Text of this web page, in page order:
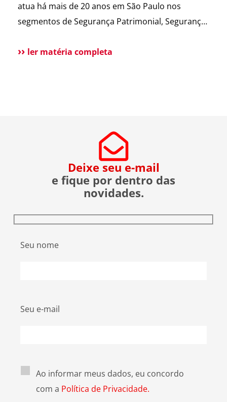
cortes do nosso
atua há mais de 20 anos em São Paulo nos
segmentos de Segurança Patrimonial, Segurança
esclarecer que não possui qualquer relação
ler matéria completa
Deixe seu e-mail
e fique por dentro das
novidades.
Seu nome
Seu e-mail
Ao informar meus dados, eu concordo
com a Política de Privacidade.